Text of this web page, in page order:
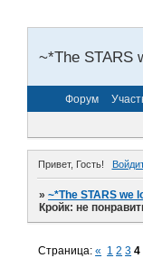
~*The STARS
Форум
Привет, Гость!
»~*The STARS we
Кройк: не
Страница:« 1 2 3 4